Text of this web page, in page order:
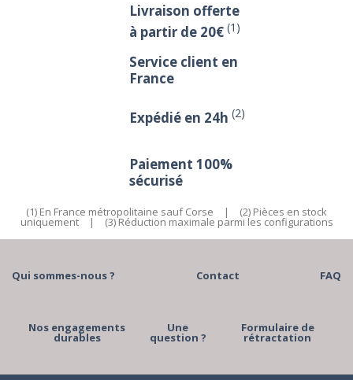
Livraison offerte
à partir de 20€ (1)
Service client en
France
Expédié en 24h (2)
Paiement 100%
sécurisé
(1) En France métropolitaine sauf Corse | (2) Pièces en stock
uniquement | (3) Réduction maximale parmi les configurations
Qui sommes-nous ? Contact FAQ
Nos engagements
durables
Une
question ?
Formulaire de
rétractation